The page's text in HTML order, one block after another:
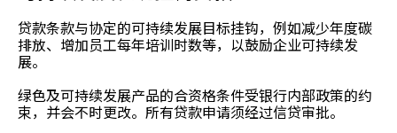
贷款条款与协定的可持续发展目标挂钩，例如减少年度碳
排放、增加员工每年培训时数等，以鼓励企业可持续发
展。
绿色及可持续发展产品的合资格条件受银行内部政策的约
束，并会不时更改。所有贷款申请须经过信贷审批。